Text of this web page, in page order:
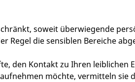
soweit überwiegende
Regel die sensiblen Bereiche
den Kontakt zu Ihren leiblichen
möchte, vermitteln sie